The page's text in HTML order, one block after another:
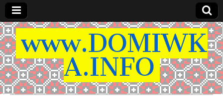
www.DOMIWK
A.INFO